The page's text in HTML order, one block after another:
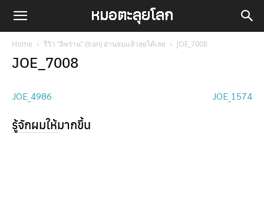
Home รีวิว “อิหร่าน” (Iran) อ่านจบแล้วลุยได้เลย JOE_7008
JOE_7008
JOE_4986 JOE_1574
รู้จักผมให้มากขึ้น